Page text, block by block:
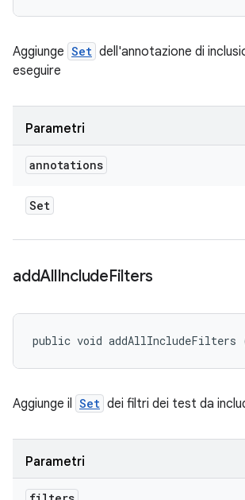
Aggiunge Set dell'annotazione di
eseguire
Parametri
annotations
Set
addAllIncludeFilters
public void
Aggiunge il Set dei filtri dei test da
Parametri